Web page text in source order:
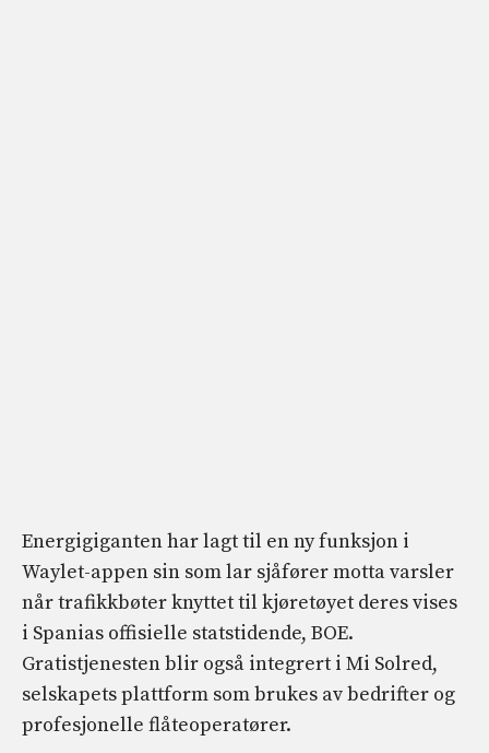
Energigiganten har lagt til en ny funksjon i
Waylet-appen sin som lar sjåfører motta varsler
når trafikkbøter knyttet til kjøretøyet deres vises
i Spanias offisielle statstidende, BOE.
Gratistjenesten blir også integrert i Mi Solred,
selskapets plattform som brukes av bedrifter og
profesjonelle flåteoperatører.